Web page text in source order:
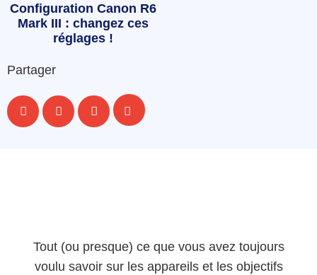
Configuration Canon R6
Mark III : changez ces
réglages !
Partager
Tout (ou presque) ce que vous avez toujours
voulu savoir sur les appareils et les objectifs